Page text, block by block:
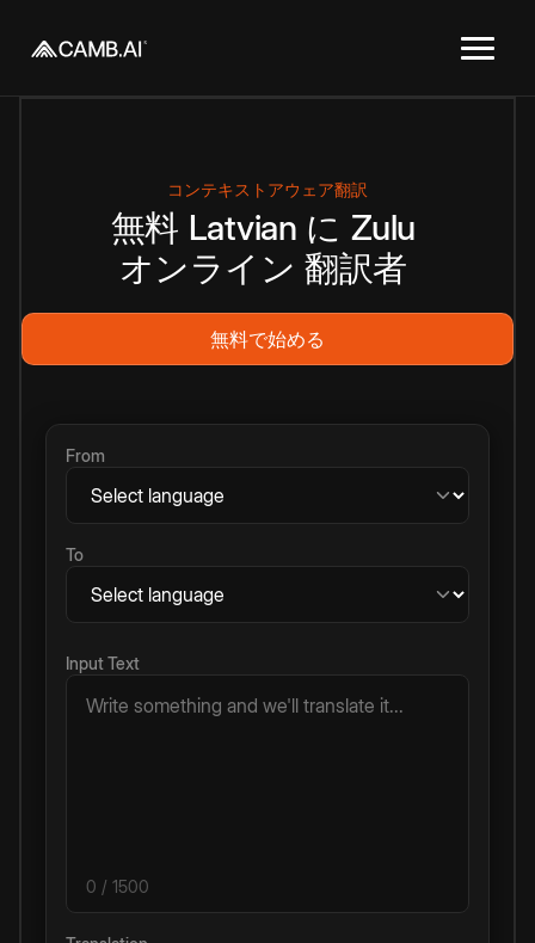
コンテキストアウェア翻訳
無料 Latvian に Zulu
オンライン 翻訳者
無料で始める
From
To
Input Text
0 / 1500